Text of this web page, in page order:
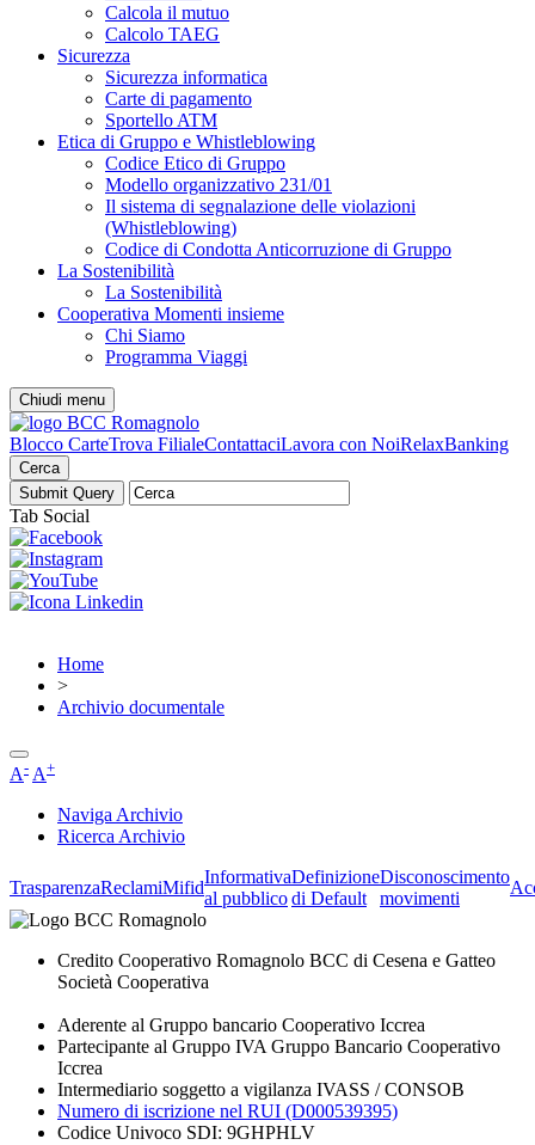
Calcola il mutuo
Calcolo TAEG
Sicurezza
Sicurezza informatica
Carte di pagamento
Sportello ATM
Etica di Gruppo e Whistleblowing
Codice Etico di Gruppo
Modello organizzativo 231/01
Il sistema di segnalazione delle violazioni
(Whistleblowing)
Codice di Condotta Anticorruzione di Gruppo
La Sostenibilità
La Sostenibilità
Cooperativa Momenti insieme
Chi Siamo
Programma Viaggi
Chiudi menu
Blocco CarteTrova FilialeContattaciLavora con NoiRelaxBanking
Cerca
Tab Social
Home
>
Archivio documentale
A- A+
Naviga Archivio
Ricerca Archivio
TrasparenzaReclamiMifid
Informativa
al pubblico
Definizione
di Default
Disconoscimento
movimenti
Credito Cooperativo Romagnolo BCC di Cesena e Gatteo
Società Cooperativa
Aderente al Gruppo bancario Cooperativo Iccrea
Partecipante al Gruppo IVA Gruppo Bancario Cooperativo
Iccrea
Intermediario soggetto a vigilanza IVASS / CONSOB
Numero di iscrizione nel RUI (D000539395)
Codice Univoco SDI: 9GHPHLV